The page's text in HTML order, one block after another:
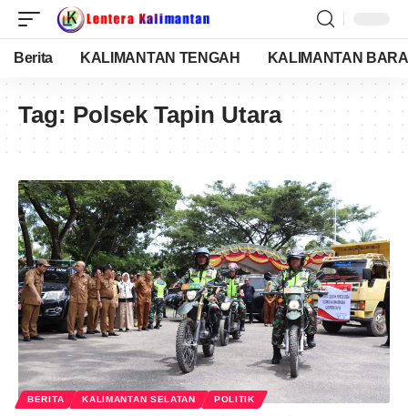
Berita KALIMANTAN TENGAH KALIMANTAN
Tag: Polsek Tapin Utara
BERITA KALIMANTAN SELATAN POLITIK